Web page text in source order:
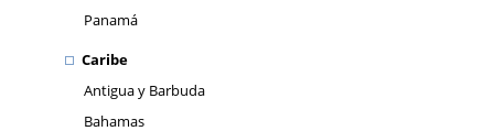
Panamá
Caribe
Antigua y Barbuda
Bahamas